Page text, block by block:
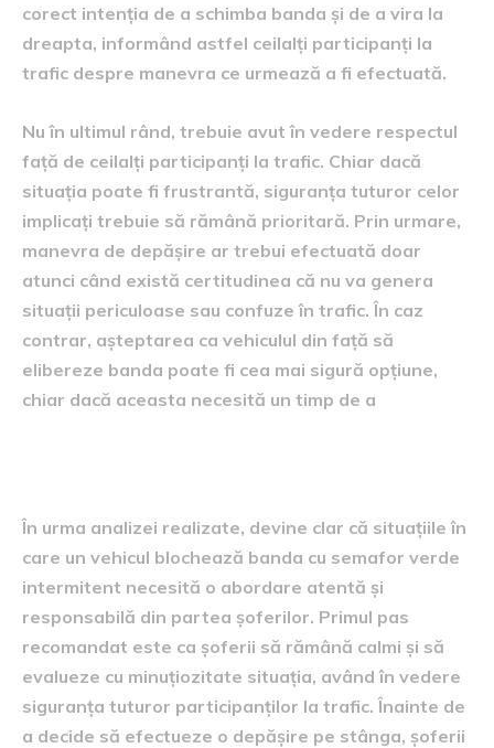
corect intenția de a schimba banda și de a vira la
dreapta, informând astfel ceilalți participanți la
trafic despre manevra ce urmează a fi efectuată.
Nu în ultimul rând, trebuie avut în vedere respectul
față de ceilalți participanți la trafic. Chiar dacă
situația poate fi frustrantă, siguranța tuturor celor
implicați trebuie să rămână prioritară. Prin urmare,
manevra de depășire ar trebui efectuată doar
atunci când există certitudinea că nu va genera
situații periculoase sau confuze în trafic. În caz
contrar, așteptarea ca vehiculul din față să
elibereze banda poate fi cea mai sigură opțiune,
chiar dacă aceasta necesită un timp de a
În urma analizei realizate, devine clar că situațiile în
care un vehicul blochează banda cu semafor verde
intermitent necesită o abordare atentă și
responsabilă din partea șoferilor. Primul pas
recomandat este ca șoferii să rămână calmi și să
evalueze cu minuțiozitate situația, având în vedere
siguranța tuturor participanților la trafic. Înainte de
a decide să efectueze o depășire pe stânga, șoferii